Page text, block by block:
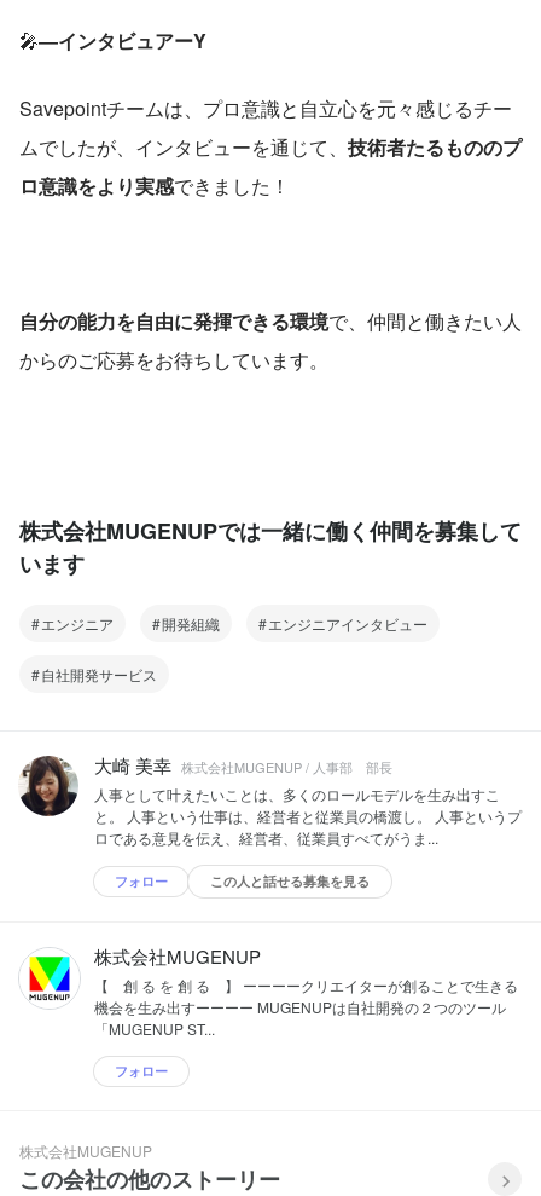
🎤―インタビュアーY
Savepointチームは、プロ意識と自立心を元々感じるチー
ムでしたが、インタビューを通じて、 技術者たるもののプ
ロ意識をより実感できました！
自分の能力を自由に発揮できる環境で、仲間と働きたい人
からのご応募をお待ちしています。
株式会社MUGENUPでは一緒に働く仲間を募集して
います
エンジニア 開発組織 エンジニアインタビュー
自社開発サービス
大崎 美幸 株式会社MUGENUP / 人事部 部長
人事として叶えたいことは、多くのロールモデルを生み出すこ
と。 人事という仕事は、経営者と従業員の橋渡し。 人事というプ
ロである意見を伝え、経営者、従業員すべてがうま...
フォロー この人と話せる募集を見る
株式会社MUGENUP
【 創 る を 創 る 】 ーーーークリエイターが創ることで生きる
機会を生み出すーーーー MUGENUPは自社開発の２つのツール
「MUGENUP ST...
フォロー
株式会社MUGENUP
この会社の他のストーリー